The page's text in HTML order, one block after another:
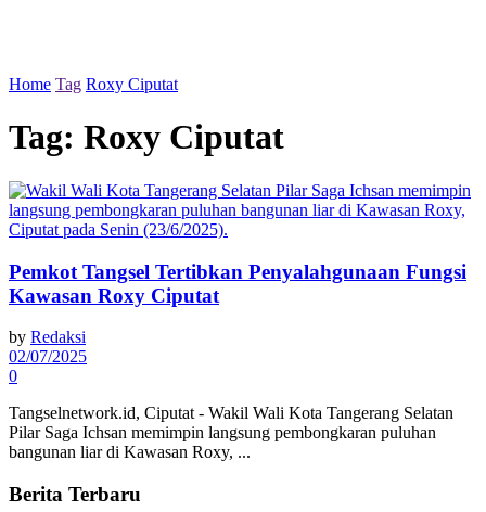
Home Tag Roxy Ciputat
Tag: Roxy Ciputat
Pemkot Tangsel Tertibkan Penyalahgunaan Fungsi
Kawasan Roxy Ciputat
by Redaksi
02/07/2025
0
Tangselnetwork.id, Ciputat - Wakil Wali Kota Tangerang Selatan
Pilar Saga Ichsan memimpin langsung pembongkaran puluhan
bangunan liar di Kawasan Roxy, ...
Berita Terbaru